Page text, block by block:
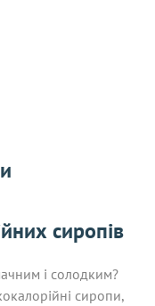
сиропів
і солодким?
сиропи,